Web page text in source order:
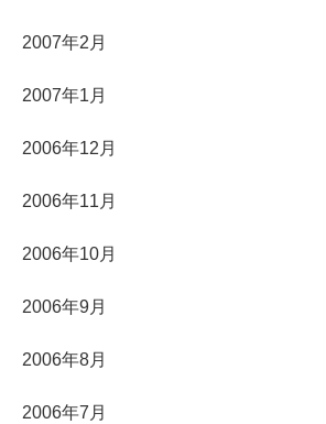
2007年2月
2007年1月
2006年12月
2006年11月
2006年10月
2006年9月
2006年8月
2006年7月